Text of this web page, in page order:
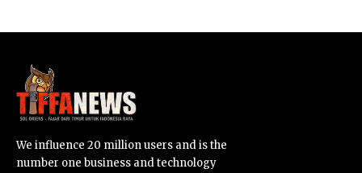
We influence 20 million users and is the
number one business and technology